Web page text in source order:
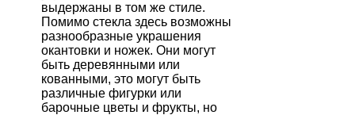
выдержаны в том же стиле.
Помимо стекла здесь возможны
разнообразные украшения
окантовки и ножек. Они могут
быть деревянными или
кованными, это могут быть
различные фигурки или
барочные цветы и фрукты, но